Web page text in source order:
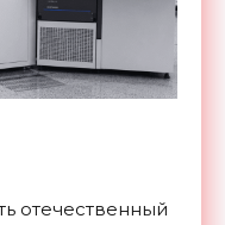
отечественный